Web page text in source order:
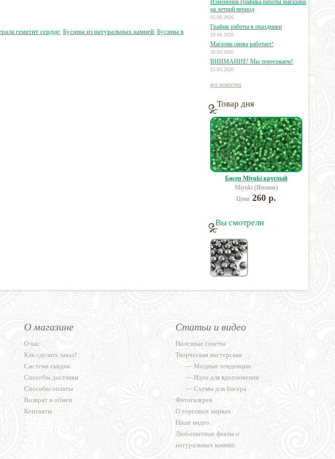
15 руб.
гематит сердце, Бусины из натуральных камней, Бусины в
Изменения графика работы магазина
на летний период
03.06.2026
График работы в праздники
29.04.2026
Магазин снова работает!
28.03.2026
ВНИМАНИЕ! Мы переезжаем!
13.03.2026
все новости
Товар дня
Бисер Miyuki круглый
Miyuki (Япония)
Цена: 260 р.
Вы смотрели
О магазине
О нас
Как сделать заказ?
Система скидок
Способы доставки
Способы оплаты
Возврат и обмен
Контакты
Статьи и видео
Полезные советы
Творческая мастерская
—Модные тенденции
—Идеи для вдохновения
—Схемы для бисера
Фотогалерея
О торговых марках
Наше видео
Любопытные факты о
натуральных камнях